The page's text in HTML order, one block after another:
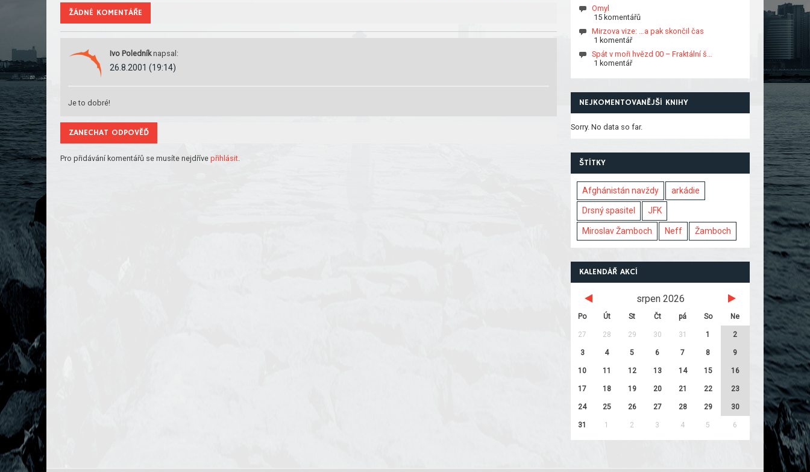
ŽÁDNÉ KOMENTÁŘE
Ivo Poledník napsal:
26.8.2001 (19:14)
Je to dobré!
ZANECHAT ODPOVĚĎ
Pro přidávání komentářů se musíte nejdřívepřihlásit
Omyl
15 komentářů
Mirzova vize: …a pak skončil čas
1 komentář
Spát v moři hvězd 00 – Fraktální š…
1 komentář
NEJKOMENTOVANĚJŠÍ KNIHY
Sorry. No data so far.
ŠTÍTKY
Afghánistán navždy arkádie
Drsný spasitel JFK
Miroslav Žamboch Neff Žamboch
KALENDÁŘ AKCÍ
srpen 2026
Po Út St Čt pá So Ne
27 28 29 30 31 1 2
3 4 5 6 7 8 9
10 11 12 13 14 15 16
17 18 19 20 21 22 23
24 25 26 27 28 29 30
31 1 2 3 4 5 6